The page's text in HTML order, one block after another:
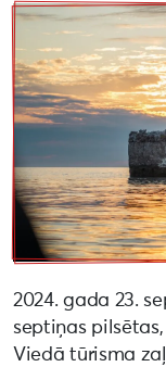
2024. gada 23.
septiņas
Viedā tūrisma